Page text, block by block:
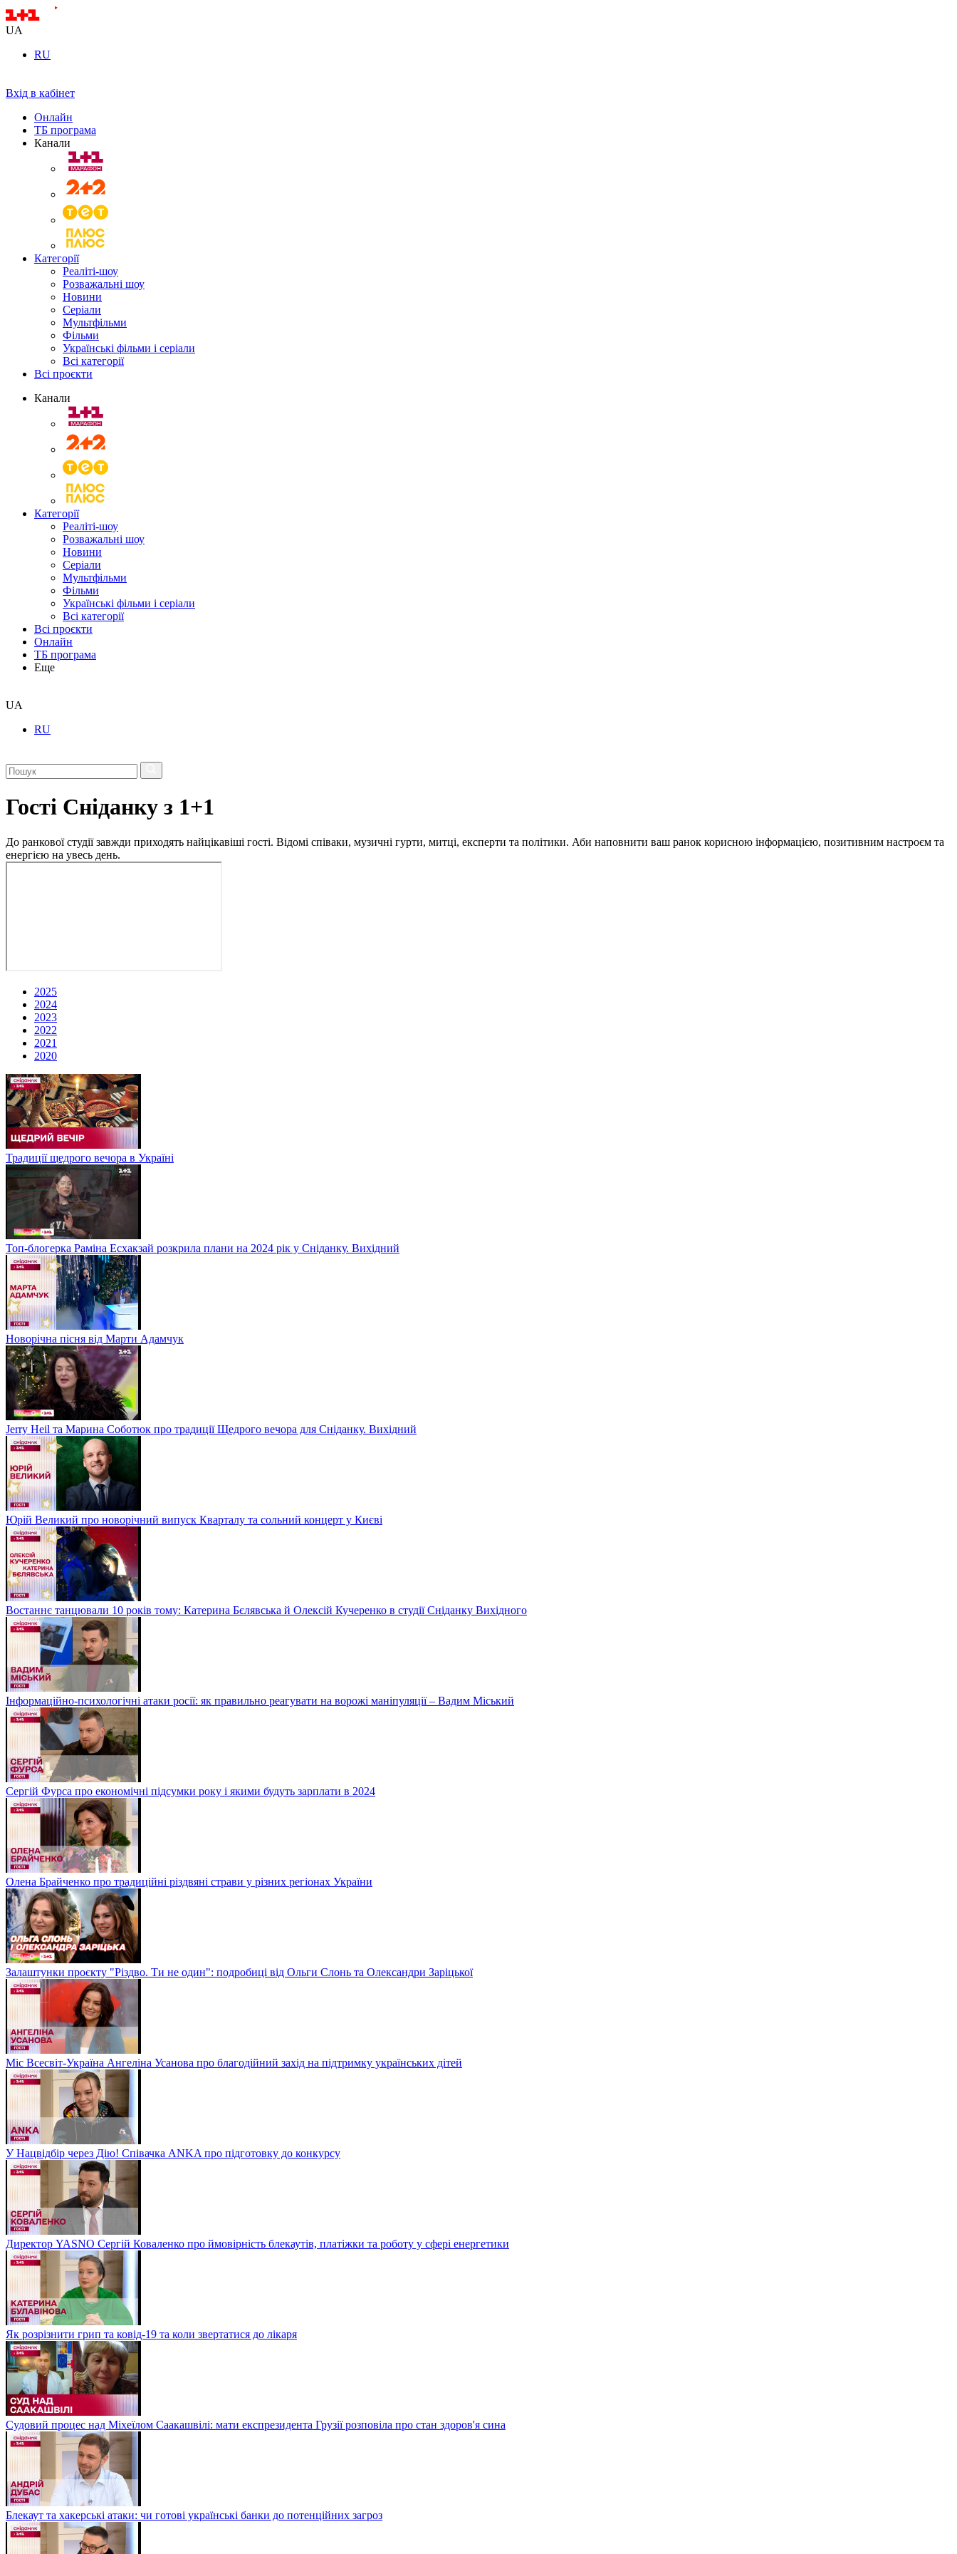
UA
RU
Вхід в кабінет
Онлайн
ТБ програма
Канали
Категорії
Реаліті-шоу
Розважальні шоу
Новини
Серіали
Мультфільми
Фільми
Українські фільми і серіали
Всі категорії
Всі проєкти
Канали
Категорії
Реаліті-шоу
Розважальні шоу
Новини
Серіали
Мультфільми
Фільми
Українські фільми і серіали
Всі категорії
Всі проєкти
Онлайн
ТБ програма
Еще
UA
RU
Гості Сніданку з 1+1
До ранкової студії завжди приходять найцікавіші гості. Відомі співаки, музичні гурти, митці, експерти та політики. Аби наповнити ваш ранок корисною інформацією, позитивним настроєм та
енергією на увесь день.
2025
2024
2023
2022
2021
2020
Традиції щедрого вечора в Україні
Топ-блогерка Раміна Есхакзай розкрила плани на 2024 рік у Сніданку. Вихідний
Новорічна пісня від Марти Адамчук
Jerry Heil та Марина Соботюк про традиції Щедрого вечора для Сніданку. Вихідний
Юрій Великий про новорічний випуск Кварталу та сольний концерт у Києві
Востаннє танцювали 10 років тому: Катерина Бєлявська й Олексій Кучеренко в студії Сніданку Вихідного
Інформаційно-психологічні атаки росії: як правильно реагувати на ворожі маніпуляції – Вадим Міський
Сергій Фурса про економічні підсумки року і якими будуть зарплати в 2024
Олена Брайченко про традиційні різдвяні страви у різних регіонах України
Залаштунки проєкту "Різдво. Ти не один": подробиці від Ольги Слонь та Олександри Заріцької
Міс Всесвіт-Україна Ангеліна Усанова про благодійний захід на підтримку українських дітей
У Нацвідбір через Дію! Співачка ANKA про підготовку до конкурсу
Директор YASNO Сергій Коваленко про ймовірність блекаутів, платіжки та роботу у сфері енергетики
Як розрізнити грип та ковід-19 та коли звертатися до лікаря
Судовий процес над Міхеїлом Саакашвілі: мати експрезидента Грузії розповіла про стан здоров'я сина
Блекаут та хакерські атаки: чи готові українські банки до потенційних загроз